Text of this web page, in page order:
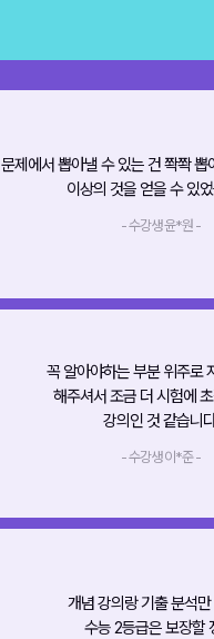
문제에서 뽑아낼 수 있는 건 쫙쫙 뽑
이상의 것을 얻을 수 있
- 수강생 윤*원 -
꼭 알아야하는 부분 위주로
해주셔서 조금 더 시험에
강의인 것 같습니
- 수강생 이*준 -
개념 강의랑 기출 분석
수능 2등급은 보장할